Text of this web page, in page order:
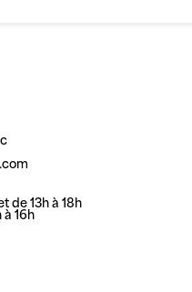
de 13h à 18h
à 16h